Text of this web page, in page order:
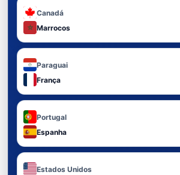
Canadá
Marrocos
Paraguai
França
Portugal
Espanha
Estados Unidos